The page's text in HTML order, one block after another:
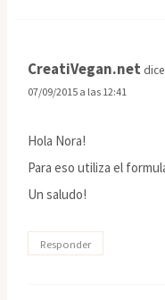
CreatiVegan.net
07/09/2015 a las 12:41
Hola Nora!
Para eso utiliza el
Un saludo!
Responder